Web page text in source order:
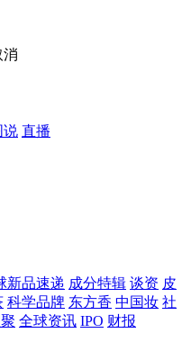
消
说 直播
新品速递 成分特辑 谈资 皮
科学品牌 东方香 中国妆 社
全球资讯 IPO 财报